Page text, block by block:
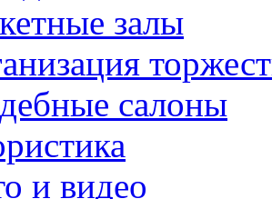
залы
салоны
и видео